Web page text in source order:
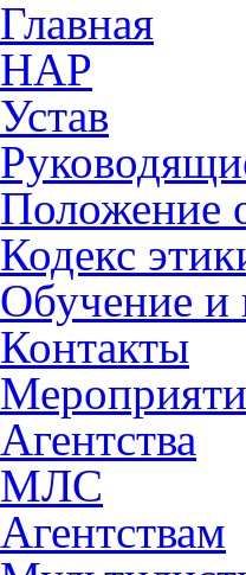
Главная
НАР
Устав
Положение
Кодекс
Обучение и
Контакты
Агентства
МЛС
Агентствам